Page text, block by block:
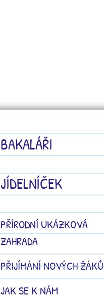
BAKALÁŘI
JÍDELNÍČEK
PŘÍRODNÍ UKÁZKOVÁ
ZAHRADA
PŘIJÍMÁNÍ NOVÝCH ŽÁKŮ
JAK SE K NÁM